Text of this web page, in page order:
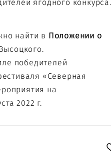
ягодного конкурса.
найти в
Положении о
.
победителей
«Северная
на
2022 г.